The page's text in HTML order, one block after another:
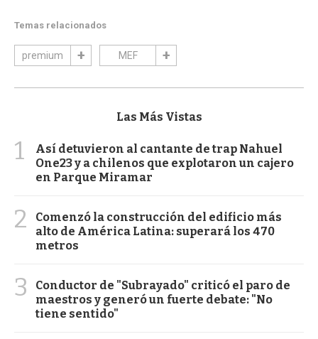
Temas relacionados
premium MEF
Las Más Vistas
1
Así detuvieron al cantante de trap Nahuel
One23 y a chilenos que explotaron un cajero
en Parque Miramar
2
Comenzó la construcción del edificio más
alto de América Latina: superará los 470
metros
3
Conductor de "Subrayado" criticó el paro de
maestros y generó un fuerte debate: "No
tiene sentido"